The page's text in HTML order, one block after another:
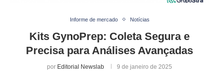
Informe de mercado Notícias
Kits GynoPrep: Coleta Segura e
Precisa para Análises Avançadas
por Editorial Newslab 9 de janeiro de 2025